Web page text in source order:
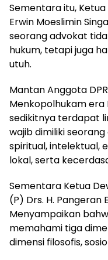
Sementara itu, Ketua
Erwin Moeslimin
seorang advokat
hukum, tetapi juga
utuh.
Mantan Anggota
Menkopolhukam era
sedikitnya terdapat
wajib dimiliki
spiritual, intelektual,
lokal, serta
Sementara Ketua
(P) Drs. H. Pangeran
Menyampaikan
memahami tiga
dimensi filosofis,